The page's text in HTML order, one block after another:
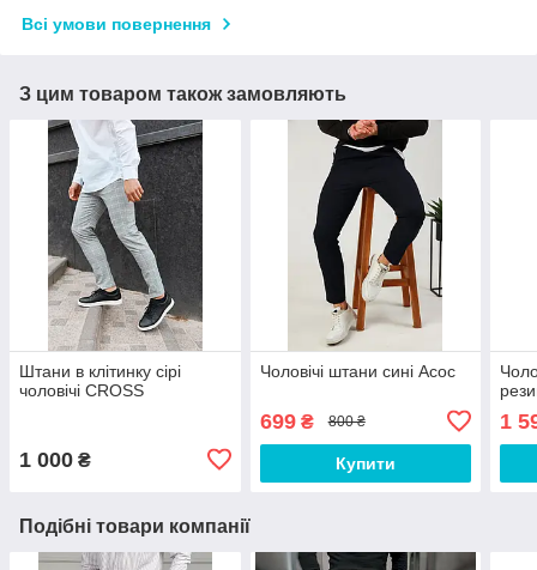
Всі умови повернення
З цим товаром також замовляють
Штани в клітинку сірі
чоловічі CROSS
1 000 ₴
Чоловічі штани сині Асос
699₴ 800 ₴
Купити
1
Подібні товари компанії